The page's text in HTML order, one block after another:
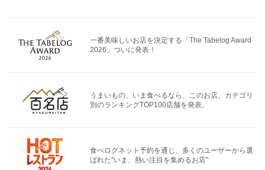
一番美味しいお店を決定する「The Tabelog Award
2026」ついに発表！
うまいもの、いま食べるなら、このお店。カテゴリ
別のランキングTOP100店舗を発表。
食べログネット予約を通じ、多くのユーザーから選
ばれた"いま、熱い注目を集めるお店"